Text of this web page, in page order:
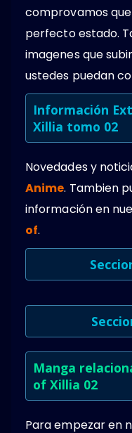
comprovamos
perfecto estado.
imagenes que
ustedes puedan
Información
Xillia tomo 02
Novedades y
Anime. Tambien
información en
of.
Manga
of Xillia 02
Para empezar en